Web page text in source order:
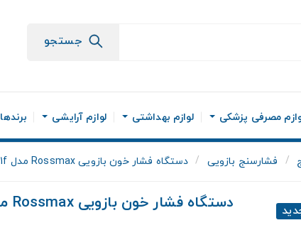
جستجو
مصرفی پزشکی لوازم بهداشتی لوازم آرایشی برندها
فشارسنج بازویی دستگاه فشار خون بازویی Rossmax مدل MW701f
دستگاه فشار خون بازویی Rossmax مدل MW701f